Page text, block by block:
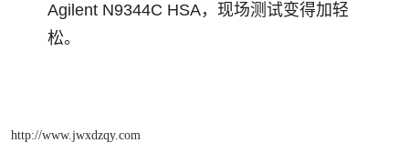
Agilent N9344C HSA，现场测试变得加轻
松。
http://www.jwxdzqy.com